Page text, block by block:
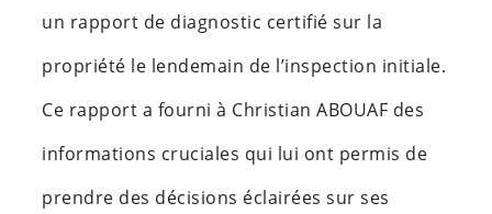
un rapport de diagnostic certifié sur la
propriété le lendemain de l’inspection initiale.
Ce rapport a fourni à Christian ABOUAF des
informations cruciales qui lui ont permis de
prendre des décisions éclairées sur ses